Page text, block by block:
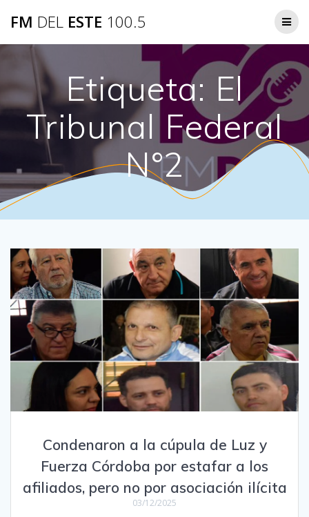
FM DEL ESTE 100.5
Etiqueta: El
Tribunal Federal
N°2
Condenaron a la cúpula de Luz y
Fuerza Córdoba por estafar a los
afiliados, pero no por asociación ilícita
03/12/2025